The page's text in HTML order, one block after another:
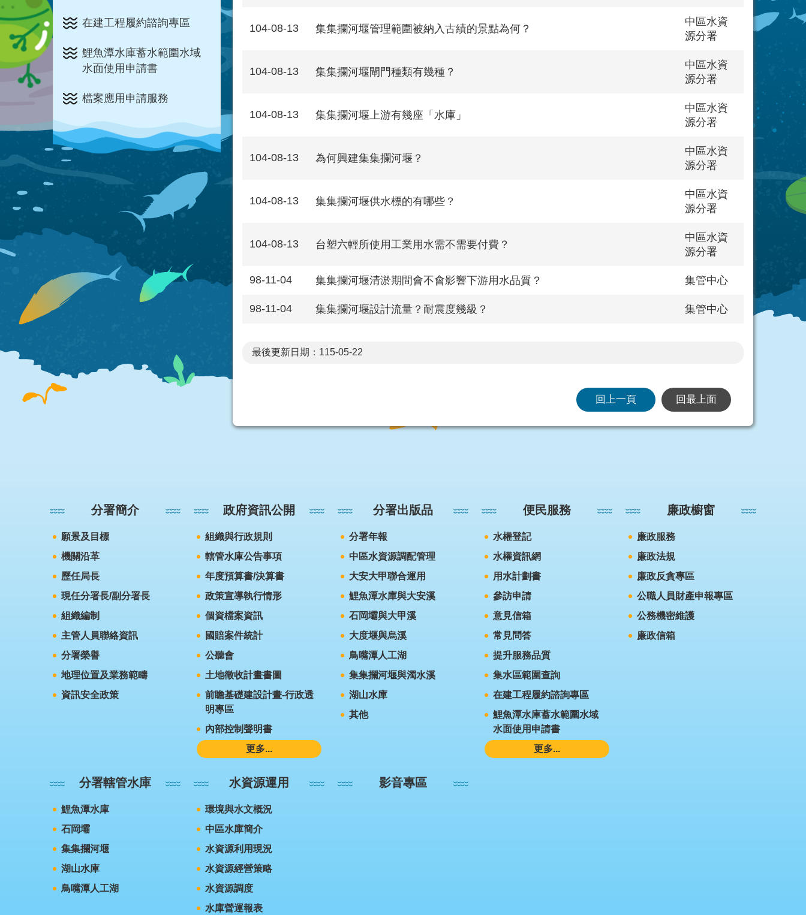
在建工程履約諮詢專區
鯉魚潭水庫蓄水範圍水域
水面使用申請書
檔案應用申請服務
104-08-13 集集攔河堰管理範圍被納入古績的景點為何？
中區水資
源分署
104-08-13 集集攔河堰閘門種類有幾種？
中區水資
源分署
104-08-13 集集攔河堰上游有幾座「水庫」
中區水資
源分署
104-08-13 為何興建集集攔河堰？
中區水資
源分署
104-08-13 集集攔河堰供水標的有哪些？
中區水資
源分署
104-08-13 台塑六輕所使用工業用水需不需要付費？
中區水資
源分署
98-11-04 集集攔河堰清淤期間會不會影響下游用水品質？ 集管中心
98-11-04 集集攔河堰設計流量？耐震度幾級？ 集管中心
最後更新日期：115-05-22
回上一頁 回最上面
分署簡介
願景及目標
機關沿革
歷任局長
現任分署長/副分署長
組織編制
主管人員聯絡資訊
分署榮譽
地理位置及業務範疇
資訊安全政策
政府資訊公開
組織與行政規則
轄管水庫公告事項
年度預算書/決算書
政策宣導執行情形
個資檔案資訊
國賠案件統計
公聽會
土地徵收計畫書圖
前瞻基礎建設計畫-行政透
明專區
內部控制聲明書
更多...
分署出版品
分署年報
中區水資源調配管理
大安大甲聯合運用
鯉魚潭水庫與大安溪
石岡壩與大甲溪
大度堰與烏溪
鳥嘴潭人工湖
集集攔河堰與濁水溪
湖山水庫
其他
便民服務
水權登記
水權資訊網
用水計劃書
參訪申請
意見信箱
常見問答
提升服務品質
集水區範圍查詢
在建工程履約諮詢專區
鯉魚潭水庫蓄水範圍水域
水面使用申請書
更多...
廉政櫥窗
廉政服務
廉政法規
廉政反貪專區
公職人員財產申報專區
公務機密維護
廉政信箱
分署轄管水庫
鯉魚潭水庫
石岡壩
集集攔河堰
湖山水庫
鳥嘴潭人工湖
水資源運用
環境與水文概況
中區水庫簡介
水資源利用現況
水資源經營策略
水資源調度
水庫營運報表
影音專區